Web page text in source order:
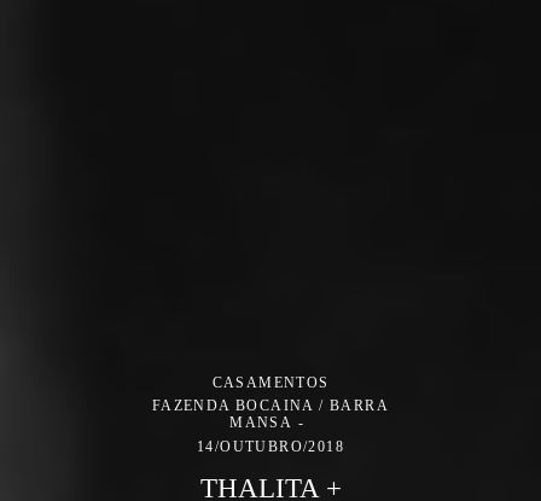
CASAMENTOS
FAZENDA BOCAINA / BARRA
MANSA
14/OUTUBRO/2018
THALITA +